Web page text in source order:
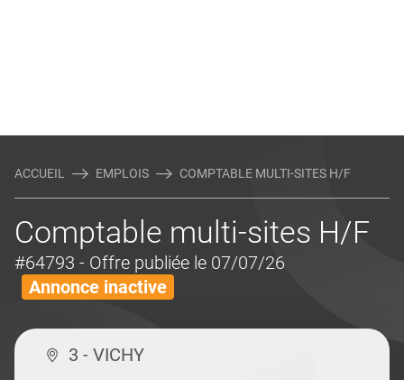
ACCUEIL EMPLOIS COMPTABLE MULTI-SITES H/F
Comptable multi-sites H/F
#64793 - Offre publiée le 07/07/26
Annonce inactive
3 - VICHY